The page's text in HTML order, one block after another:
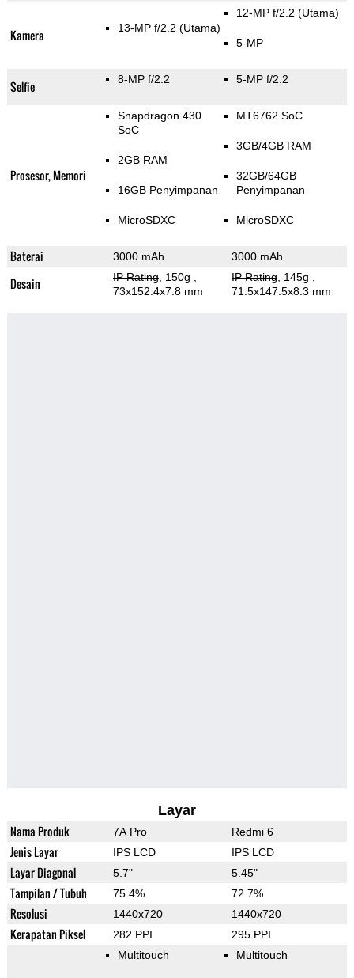
Kamera 13-MP f/2.2 (Utama)
12-MP f/2.2 (Utama)
5-MP
Selfie 8-MP f/2.2 5-MP f/2.2
Prosesor, Memori
Snapdragon 430
SoC
2GB RAM
16GB Penyimpanan
MicroSDXC
MT6762 SoC
3GB/4GB RAM
32GB/64GB
Penyimpanan
MicroSDXC
Baterai 3000 mAh 3000 mAh
Desain IP Rating, 150g
73x152.4x7.8 mm
IP Rating, 145g
71.5x147.5x8.3 mm
Layar
Nama Produk 7A Pro Redmi 6
Jenis Layar IPS LCD IPS LCD
Layar Diagonal 5.7" 5.45"
Tampilan / Tubuh 75.4% 72.7%
Resolusi 1440x720 1440x720
Kerapatan Piksel 282 PPI 295 PPI
Multitouch Multitouch